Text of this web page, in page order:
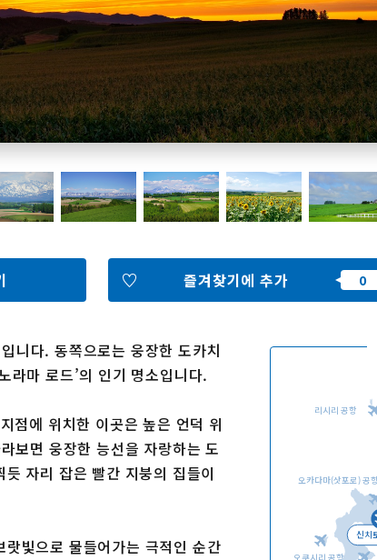
기초지식
Faceb
ook
Instag
ram
포토갤러리
영상갤러리
운영조직 소개
링크
니다. 동쪽으로는 웅장한 도카치
라마 로드’의 인기 명소입니다.
점에 위치한 이곳은 높은 언덕 위
보면 웅장한 능선을 자랑하는 도
자리 잡은 빨간 지붕의 집들이
빛으로 물들어가는 극적인 순간
즐겨찾기에 추가
신치
오카다마(삿포로) 공항
오쿠시리 공항
리시리 공항